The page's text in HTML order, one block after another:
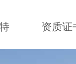
资质证